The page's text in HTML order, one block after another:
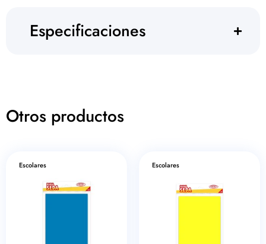
Especificaciones
Otros productos
Escolares Escolares